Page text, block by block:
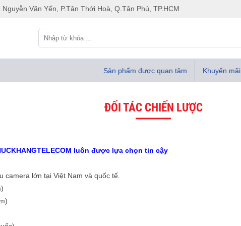
Nguyễn Văn Yến, P.Tân Thới Hoà, Q.Tân Phú, TP.HCM
Sản phẩm được quan tâm Khuyến mãi
ĐỐI TÁC CHIẾN LƯỢC
luôn được lựa chọn tin cậy
lớn tại Việt Nam và quốc tế.